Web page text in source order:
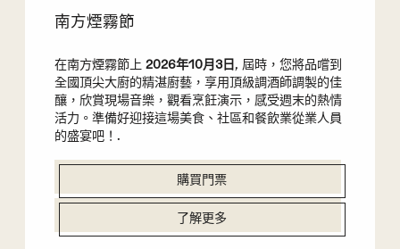
南方煙霧節
在南方煙霧節上 2026年10月3日 , 屆時，您將品嚐到
全國頂尖大廚的精湛廚藝，享用頂級調酒師調製的佳
釀，欣賞現場音樂，觀看烹飪演示，感受週末的熱情
活力。準備好迎接這場美食、社區和餐飲業從業人員
的盛宴吧！.
購買門票
了解更多